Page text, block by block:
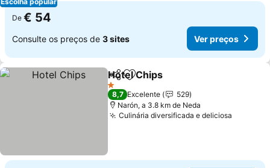
De € 54
Consulte os preços de 3 sites Ver preços
PartilharAdicionar aos favoritos
Hotel Chips
1 Estrelas
8,7 Excelente
529
Narón, a 3.8 km de Neda
Culinária diversificada e deliciosa